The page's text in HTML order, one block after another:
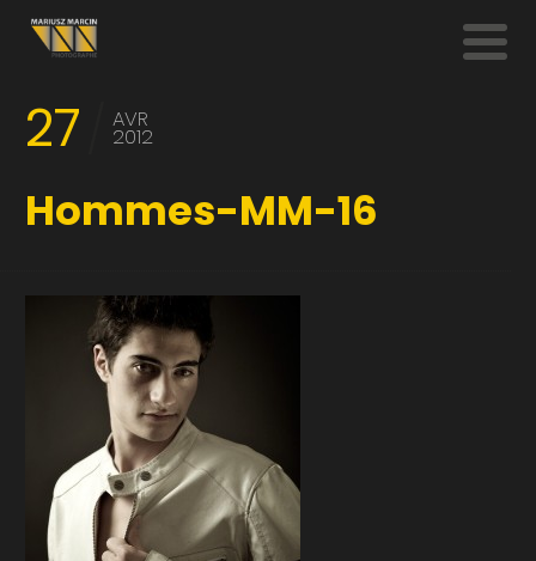
27 AVR
2012
Hommes-MM-16